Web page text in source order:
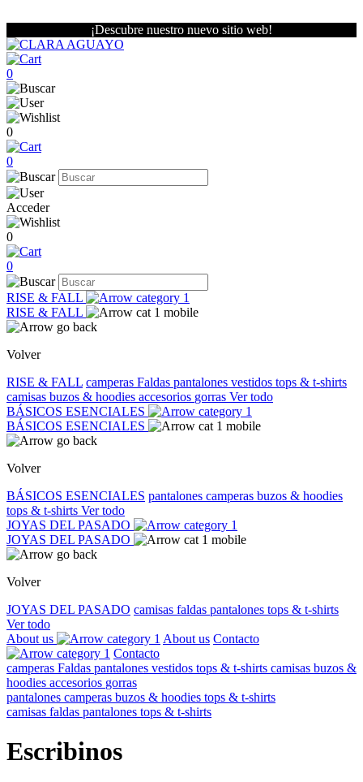
¡Descubre nuestro nuevo sitio web!
0
0
0
Acceder
0
0
RISE & FALL
RISE & FALL
Volver
RISE & FALL camperas Faldas pantalones vestidos tops & t-shirts
camisas buzos & hoodies accesorios gorras Ver todo
BÁSICOS ESENCIALES
BÁSICOS ESENCIALES
Volver
BÁSICOS ESENCIALES pantalones camperas buzos & hoodies
tops & t-shirts Ver todo
JOYAS DEL PASADO
JOYAS DEL PASADO
Volver
JOYAS DEL PASADO camisas faldas pantalones tops & t-shirts
Ver todo
About us
About us Contacto
Contacto
camperas Faldas pantalones vestidos tops & t-shirts camisas buzos &
hoodies accesorios gorras
pantalones camperas buzos & hoodies tops & t-shirts
camisas faldas pantalones tops & t-shirts
Escribinos